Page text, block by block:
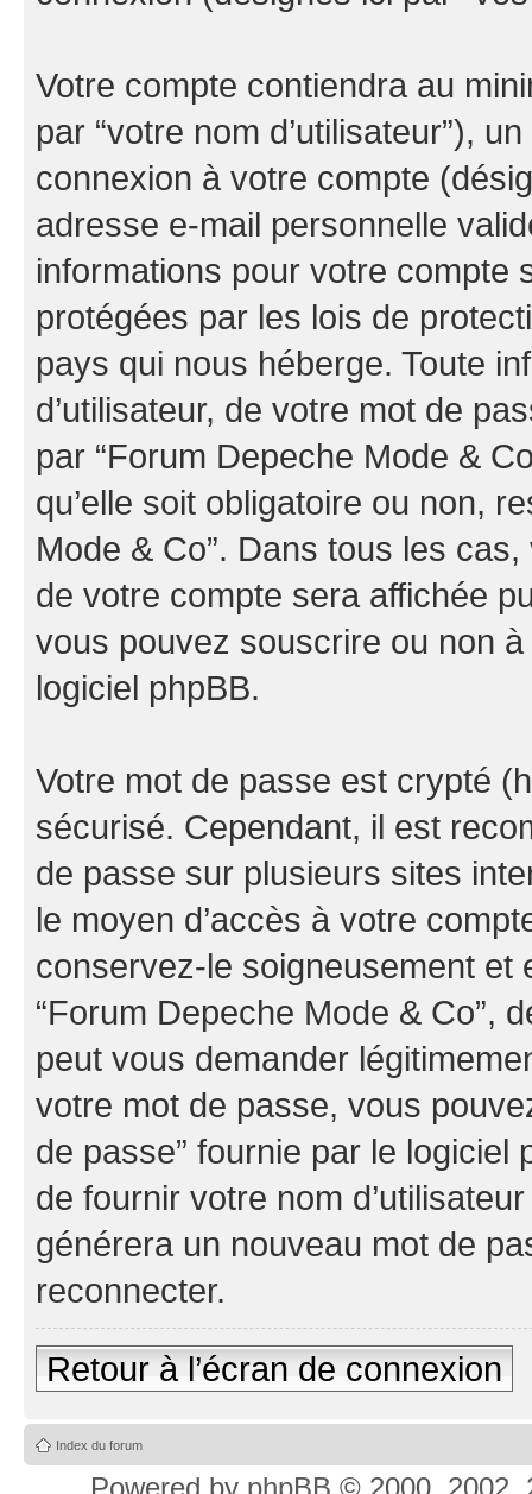
Votre compte contiendra au
par “votre nom d’utilisateur”),
connexion à votre compte
adresse e-mail personnelle
informations pour votre compte
protégées par les lois de
pays qui nous héberge. Toute
d’utilisateur, de votre mot de
par “Forum Depeche Mode &
qu’elle soit obligatoire ou non,
Mode & Co”. Dans tous les
de votre compte sera affichée
vous pouvez souscrire ou non à
logiciel phpBB.
Votre mot de passe est crypté
sécurisé. Cependant, il est
de passe sur plusieurs sites
le moyen d’accès à votre
conservez-le soigneusement et
“Forum Depeche Mode & Co”,
peut vous demander
votre mot de passe, vous
de passe” fournie par le
de fournir votre nom
générera un nouveau mot de
reconnecter.
Retour à l’écran de connexion
Index du forum
Powered by phpBB © 2000, 2002,